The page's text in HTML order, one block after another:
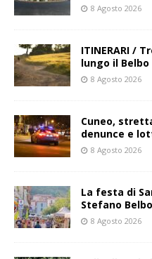
8 Agosto 2026
ITINERARI /
lungo il Belbo
8 Agosto 2026
Cuneo,
denunce e
8 Agosto 2026
La festa di
Stefano
8 Agosto 2026